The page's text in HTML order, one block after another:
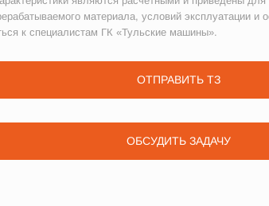
материала, условий эксплуатации и
к специалистам ГК «Тульские машины».
ОТПРАВИТЬ ТЗ
ОБСУДИТЬ ЗАДАЧУ